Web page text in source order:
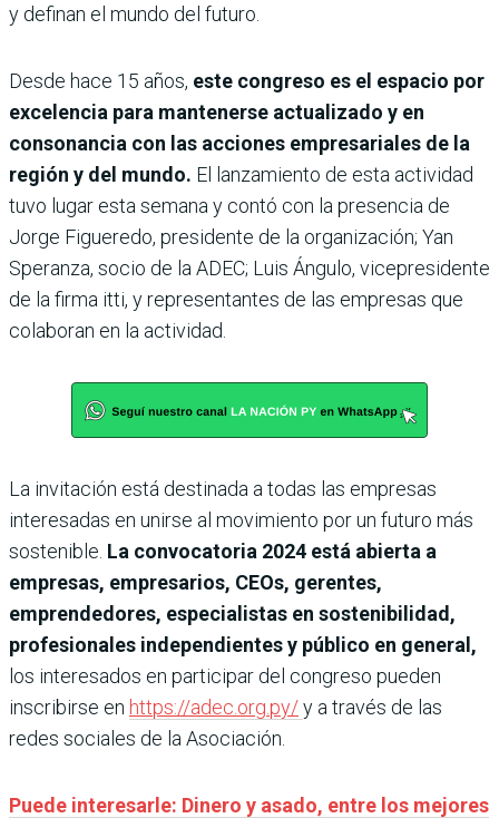
y definan el mundo del futuro.
Desde hace 15 años, este congreso es el espacio por
excelencia para mantenerse actualizado y en
consonancia con las acciones empresariales de la
región y del mundo. El lanzamiento de esta actividad
tuvo lugar esta semana y contó con la presencia de
Jorge Figueredo, presidente de la organización; Yan
Speranza, socio de la ADEC; Luis Ángulo, vicepresidente
de la firma itti, y representantes de las empresas que
colaboran en la actividad.
La invitación está destinada a todas las empresas
interesadas en unirse al movimiento por un futuro más
sostenible. La convocatoria 2024 está abierta a
empresas, empresarios, CEOs, gerentes,
emprendedores, especialistas en sostenibilidad,
profesionales independientes y público en general,
los interesados en participar del congreso pueden
inscribirse en https://adec.org.py/y a través de las
redes sociales de la Asociación.
Puede interesarle: Dinero y asado, entre los mejores